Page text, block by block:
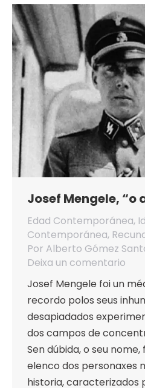
Josef Mengele, “o
Edad Contemporánea,
Contemporánea,
Por Alberto Gómez
Deixa un comentario
Josef Mengele foi un
recordo polos seus
desapiadados
dos campos de
Sen dúbida, o seu
elenco dos personaxes
historia, caracterizados